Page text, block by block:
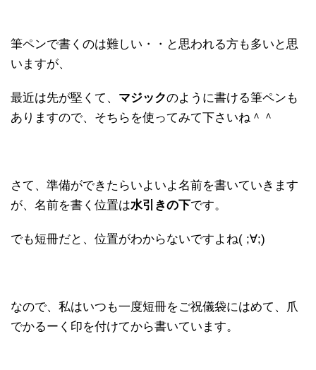
筆ペンで書くのは難しい・・と思われる方も多いと思
いますが、
最近は先が堅くて、 マジックのように書ける筆ペンも
ありますので、そちらを使ってみて下さいね＾＾
さて、準備ができたらいよいよ名前を書いていきます
が、名前を書く位置は水引きの下です。
でも短冊だと、位置がわからないですよね( ;∀;)
なので、私はいつも一度短冊をご祝儀袋にはめて、爪
でかるーく印を付けてから書いています。